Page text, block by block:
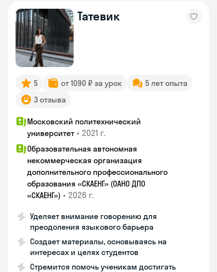
Татевик
5 от 1090 ₽ за урок
5 лет опыта
3 отзыва
Московский политехнический
университет • 2021 г.
Образовательная автономная
некоммерческая организация
дополнительного профессионального
образования «СКАЕНГ» (ОАНО ДПО
«СКАЕНГ») • 2026 г.
Уделяет внимание говорению для
преодоления языкового барьера
Создает материалы, основываясь на
интересах и целях студентов
Стремится помочь ученикам достигать